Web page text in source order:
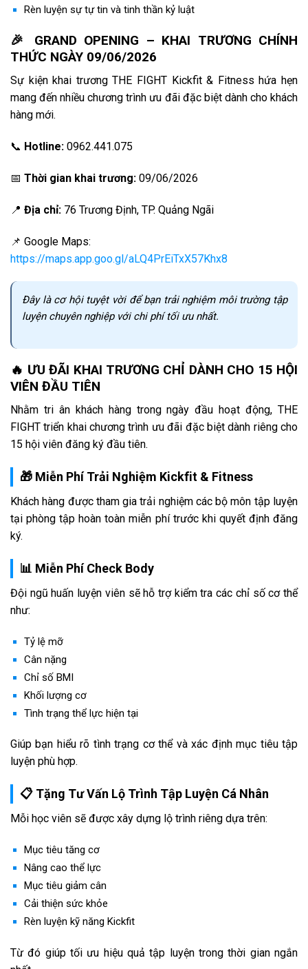
Rèn luyện sự tự tin và tinh thần kỷ luật
🎉 GRAND OPENING – KHAI TRƯƠNG CHÍNH
THỨC NGÀY 09/06/2026
Sự kiện khai trương THE FIGHT Kickfit & Fitness hứa hẹn
mang đến nhiều chương trình ưu đãi đặc biệt dành cho khách
hàng mới.
📞 Hotline: 0962.441.075
📅 Thời gian khai trương: 09/06/2026
📍 Địa chỉ: 76 Trương Định, TP. Quảng Ngãi
📌 Google Maps:
https://maps.app.goo.gl/aLQ4PrEiTxX57Khx8
Đây là cơ hội tuyệt vời để bạn trải nghiệm môi trường tập
luyện chuyên nghiệp với chi phí tối ưu nhất.
🔥 ƯU ĐÃI KHAI TRƯƠNG CHỈ DÀNH CHO 15 HỘI
VIÊN ĐẦU TIÊN
Nhằm tri ân khách hàng trong ngày đầu hoạt động, THE
FIGHT triển khai chương trình ưu đãi đặc biệt dành riêng cho
15 hội viên đăng ký đầu tiên.
🎁 Miễn Phí Trải Nghiệm Kickfit & Fitness
Khách hàng được tham gia trải nghiệm các bộ môn tập luyện
tại phòng tập hoàn toàn miễn phí trước khi quyết định đăng
ký.
📊 Miễn Phí Check Body
Đội ngũ huấn luyện viên sẽ hỗ trợ kiểm tra các chỉ số cơ thể
như:
Tỷ lệ mỡ
Cân nặng
Chỉ số BMI
Khối lượng cơ
Tình trạng thể lực hiện tại
Giúp bạn hiểu rõ tình trạng cơ thể và xác định mục tiêu tập
luyện phù hợp.
📋 Tặng Tư Vấn Lộ Trình Tập Luyện Cá Nhân
Mỗi học viên sẽ được xây dựng lộ trình riêng dựa trên:
Mục tiêu tăng cơ
Nâng cao thể lực
Mục tiêu giảm cân
Cải thiện sức khỏe
Rèn luyện kỹ năng Kickfit
Từ đó giúp tối ưu hiệu quả tập luyện trong thời gian ngắn